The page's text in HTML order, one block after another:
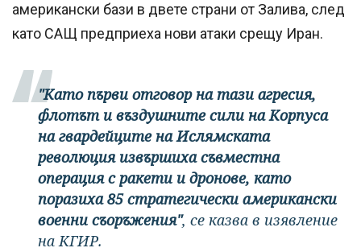
американски бази в двете страни от Залива, след
като САЩ предприеха нови атаки срещу Иран.
"Като първи отговор на тази агресия,
флотът и въздушните сили на Корпуса
на гвардейците на Ислямската
революция извършиха съвместна
операция с ракети и дронове, като
поразиха 85 стратегически американски
военни съоръжения", се казва в изявление
на КГИР.